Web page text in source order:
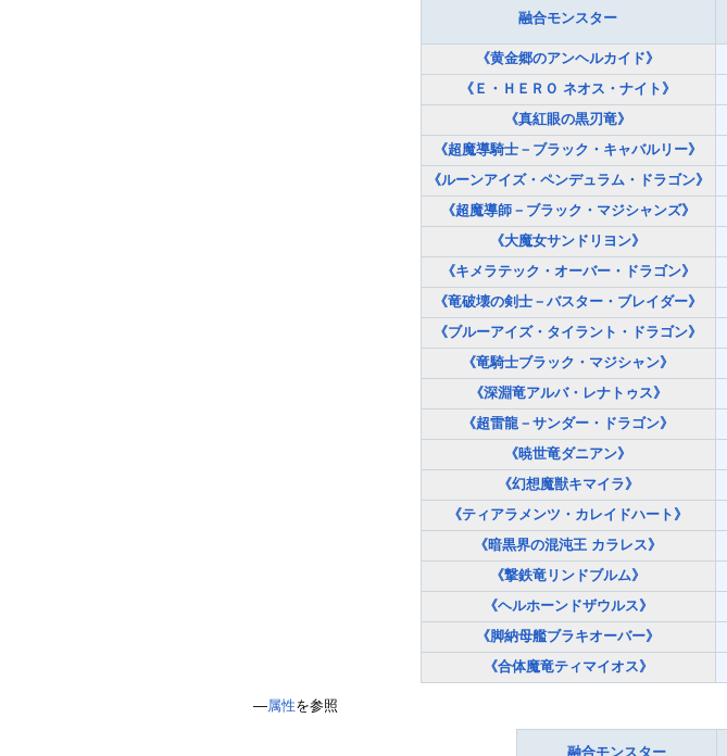
融合モンスター
《黄金郷のアンヘルカイド》
《Ｅ・ＨＥＲＯ ネオス・ナイト》
《真紅眼の黒刃竜》
《超魔導騎士－ブラック・キャバルリー》
《ルーンアイズ・ペンデュラム・ドラゴン》
《超魔導師－ブラック・マジシャンズ》
《大魔女サンドリヨン》
《キメラテック・オーバー・ドラゴン》
《竜破壊の剣士－バスター・ブレイダー》
《ブルーアイズ・タイラント・ドラゴン》
《竜騎士ブラック・マジシャン》
《深淵竜アルバ・レナトゥス》
《超雷龍－サンダー・ドラゴン》
《暁世竜ダニアン》
《幻想魔獣キマイラ》
《ティアラメンツ・カレイドハート》
《暗黒界の混沌王 カラレス》
《撃鉄竜リンドブルム》
《ヘルホーンドザウルス》
《脚納母艦ブラキオーバー》
《合体魔竜ティマイオス》
―属性を参照
融合モンスター